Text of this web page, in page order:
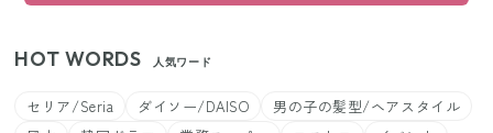
HOT WORDS 人気ワード
セリア/Seria ダイソー/DAISO
男の子の髪型/ヘアスタイル